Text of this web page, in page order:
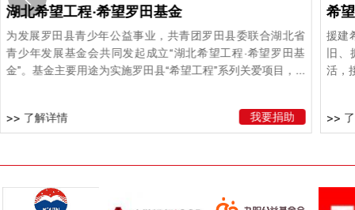
湖北希望工程·希望罗田基金
为发展罗田县青少年公益事业，共青团罗田县委联合湖北省
青少年发展基金会共同发起成立“湖北希望工程·希望罗田基
金”。基金主要用途为实施罗田县“希望工程”系列关爱项目，...
>> 了解详情 我要捐助
希
援建
旧、
活，
>>